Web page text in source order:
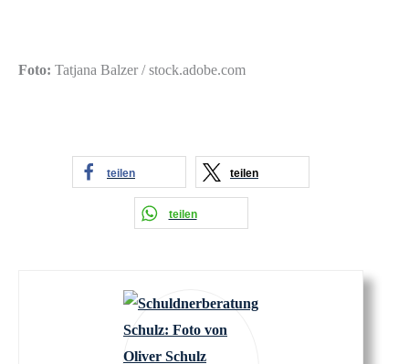
Foto: Tatjana Balzer / stock.adobe.com
teilen teilen
teilen